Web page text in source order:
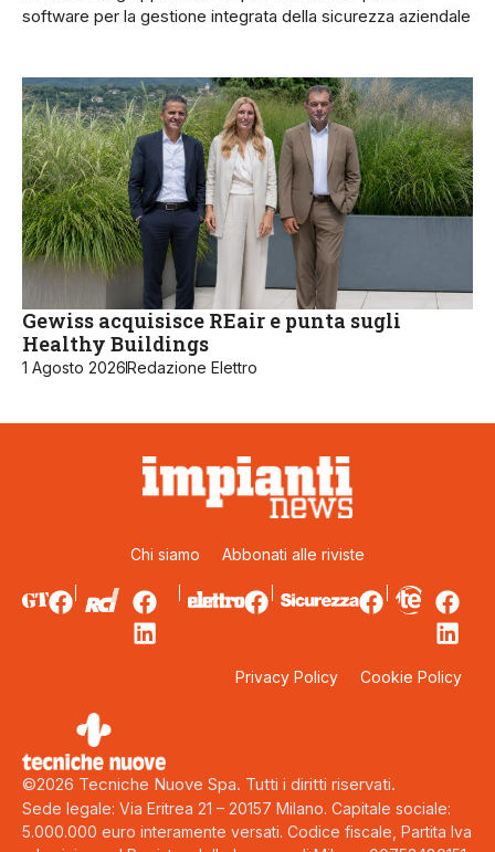
software per la gestione integrata della sicurezza aziendale
Gewiss acquisisce REair e punta sugli
Healthy Buildings
1 Agosto 2026Redazione Elettro
Chi siamo Abbonati alle riviste
Privacy Policy Cookie Policy
©2026 Tecniche Nuove Spa. Tutti i diritti riservati.
Sede legale: Via Eritrea 21 – 20157 Milano. Capitale sociale:
5.000.000 euro interamente versati. Codice fiscale, Partita Iva